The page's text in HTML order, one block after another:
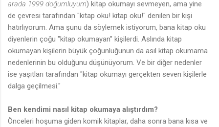
arada 1999 doğumluyum) kitap okumayı sevmeyen, ama yine
de çevresi tarafından "kitap oku! kitap oku!" denilen bir kişi
hatırlıyorum. Ama şunu da söylemek istiyorum, bana kitap oku
diyenlerin çoğu "kitap okumayan" kişilerdi. Aslında kitap
okumayan kişilerin büyük çoğunluğunun da asıl kitap okumama
nedenlerinin bu olduğunu düşünüyorum. Ve bir diğer nedenler
ise yaşıtları tarafından "kitap okumayı gerçekten seven kişilerle
dalga geçilmesi."
Ben kendimi nasıl kitap okumaya alıştırdım?
Önceleri hoşuma giden komik kitaplar, daha sonra bana kısa ve